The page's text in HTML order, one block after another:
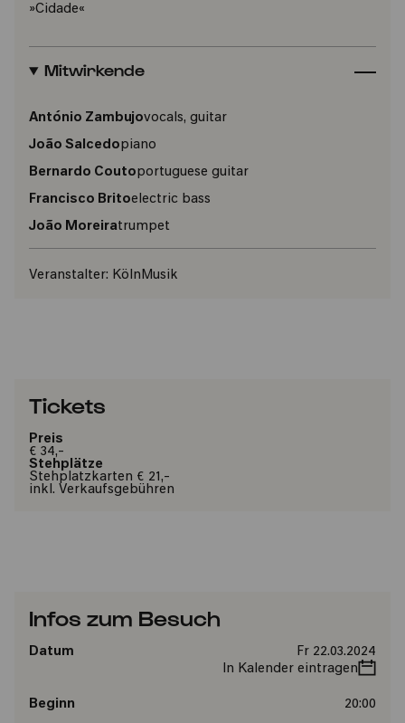
»Cidade«
Mitwirkende
António Zambujovocals, guitar
João Salcedopiano
Bernardo Coutoportuguese guitar
Francisco Britoelectric bass
João Moreiratrumpet
Veranstalter: KölnMusik
Tickets
Preis
€ 34,-
Stehplätze
Stehplatzkarten € 21,-
inkl. Verkaufsgebühren
Infos zum Besuch
Datum
Fr 22.03.2024
In Kalender eintragen
Beginn 20:00